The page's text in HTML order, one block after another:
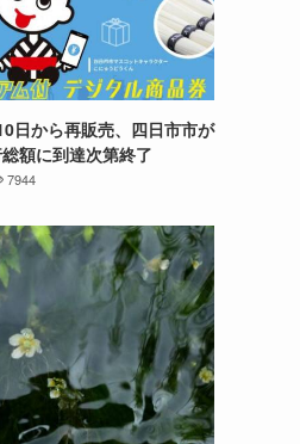
日から再販売、四日市市が
額に到達次第終了
7944